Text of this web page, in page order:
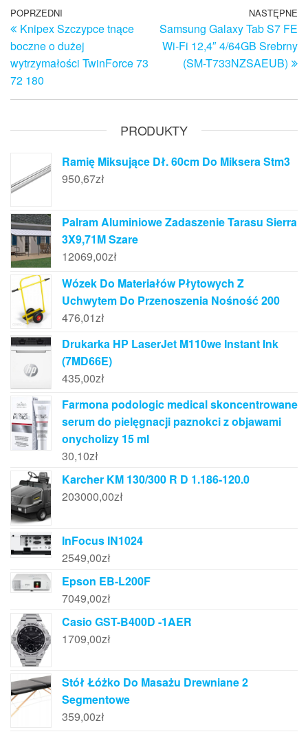
Nawigacja
wpisu
Poprzedni
wpis
POPRZEDNI
Knipex Szczypce tnące
boczne o dużej
wytrzymałości TwinForce 73
72 180
NASTĘPNE
Samsung Galaxy Tab S7 FE
Wi-Fi 12,4″ 4/64GB Srebrny
(SM-T733NZSAEUB)
PRODUKTY
Ramię Miksujące Dł. 60cm Do Miksera Stm3
950,67zł
Palram Aluminiowe Zadaszenie Tarasu Sierra
3X9,71M Szare
12069,00zł
Wózek Do Materiałów Płytowych Z
Uchwytem Do Przenoszenia Nośność 200
476,01zł
Drukarka HP LaserJet M110we Instant Ink
(7MD66E)
435,00zł
Farmona podologic medical skoncentrowane
serum do pielęgnacji paznokci z objawami
onycholizy 15 ml
30,10zł
Karcher KM 130/300 R D 1.186-120.0
203000,00zł
InFocus IN1024
2549,00zł
Epson EB-L200F
7049,00zł
Casio GST-B400D -1AER
1709,00zł
Stół Łóżko Do Masażu Drewniane 2
Segmentowe
359,00zł